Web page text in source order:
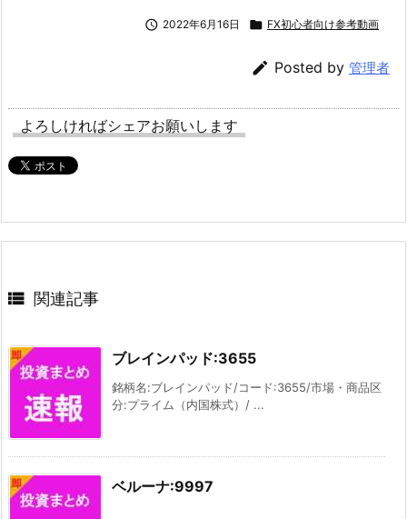
 2022年6月16日  FX初心者向け参考動画
 Posted by 管理者
よろしければシェアお願いします
 関連記事
ブレインパッド:3655
銘柄名:ブレインパッド/コード:3655/市場・商品区
分:プライム（内国株式）/ ...
ベルーナ:9997